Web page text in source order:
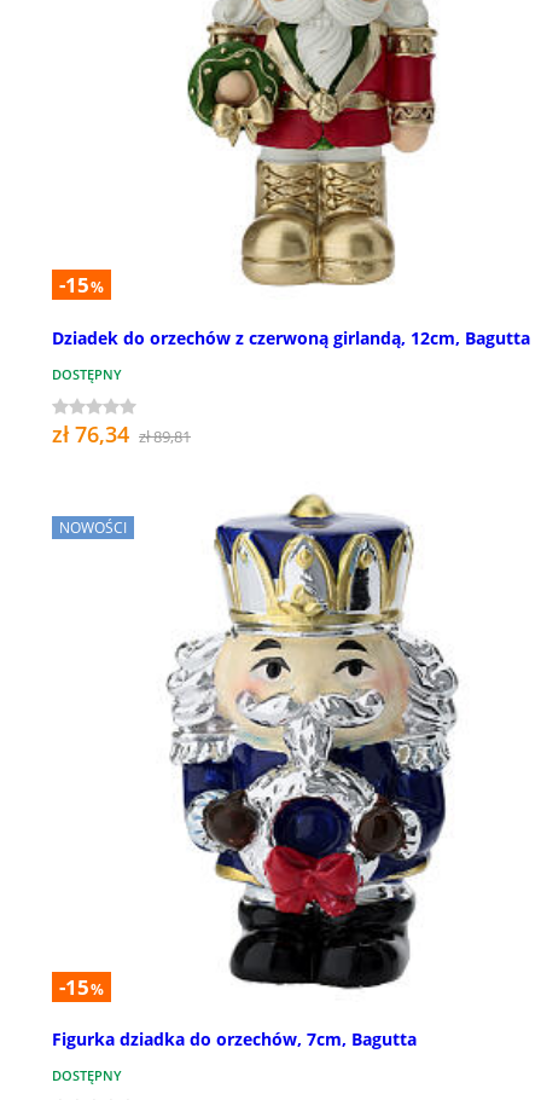
-15%
Dziadek do orzechów z czerwoną girlandą, 12cm, Bagutta
DOSTĘPNY
zł 76,34 zł 89,81
NOWOŚCI
-15%
Figurka dziadka do orzechów, 7cm, Bagutta
DOSTĘPNY